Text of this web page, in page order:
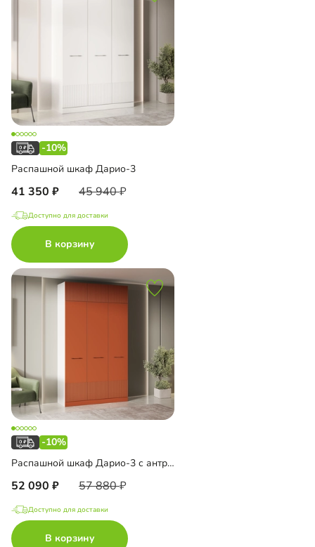
-10%
Распашной шкаф Дарио-3
41 350 45 940
Доступно для доставки
В корзину
-10%
Распашной шкаф Дарио-3 с антресолью
52 090 57 880
Доступно для доставки
В корзину